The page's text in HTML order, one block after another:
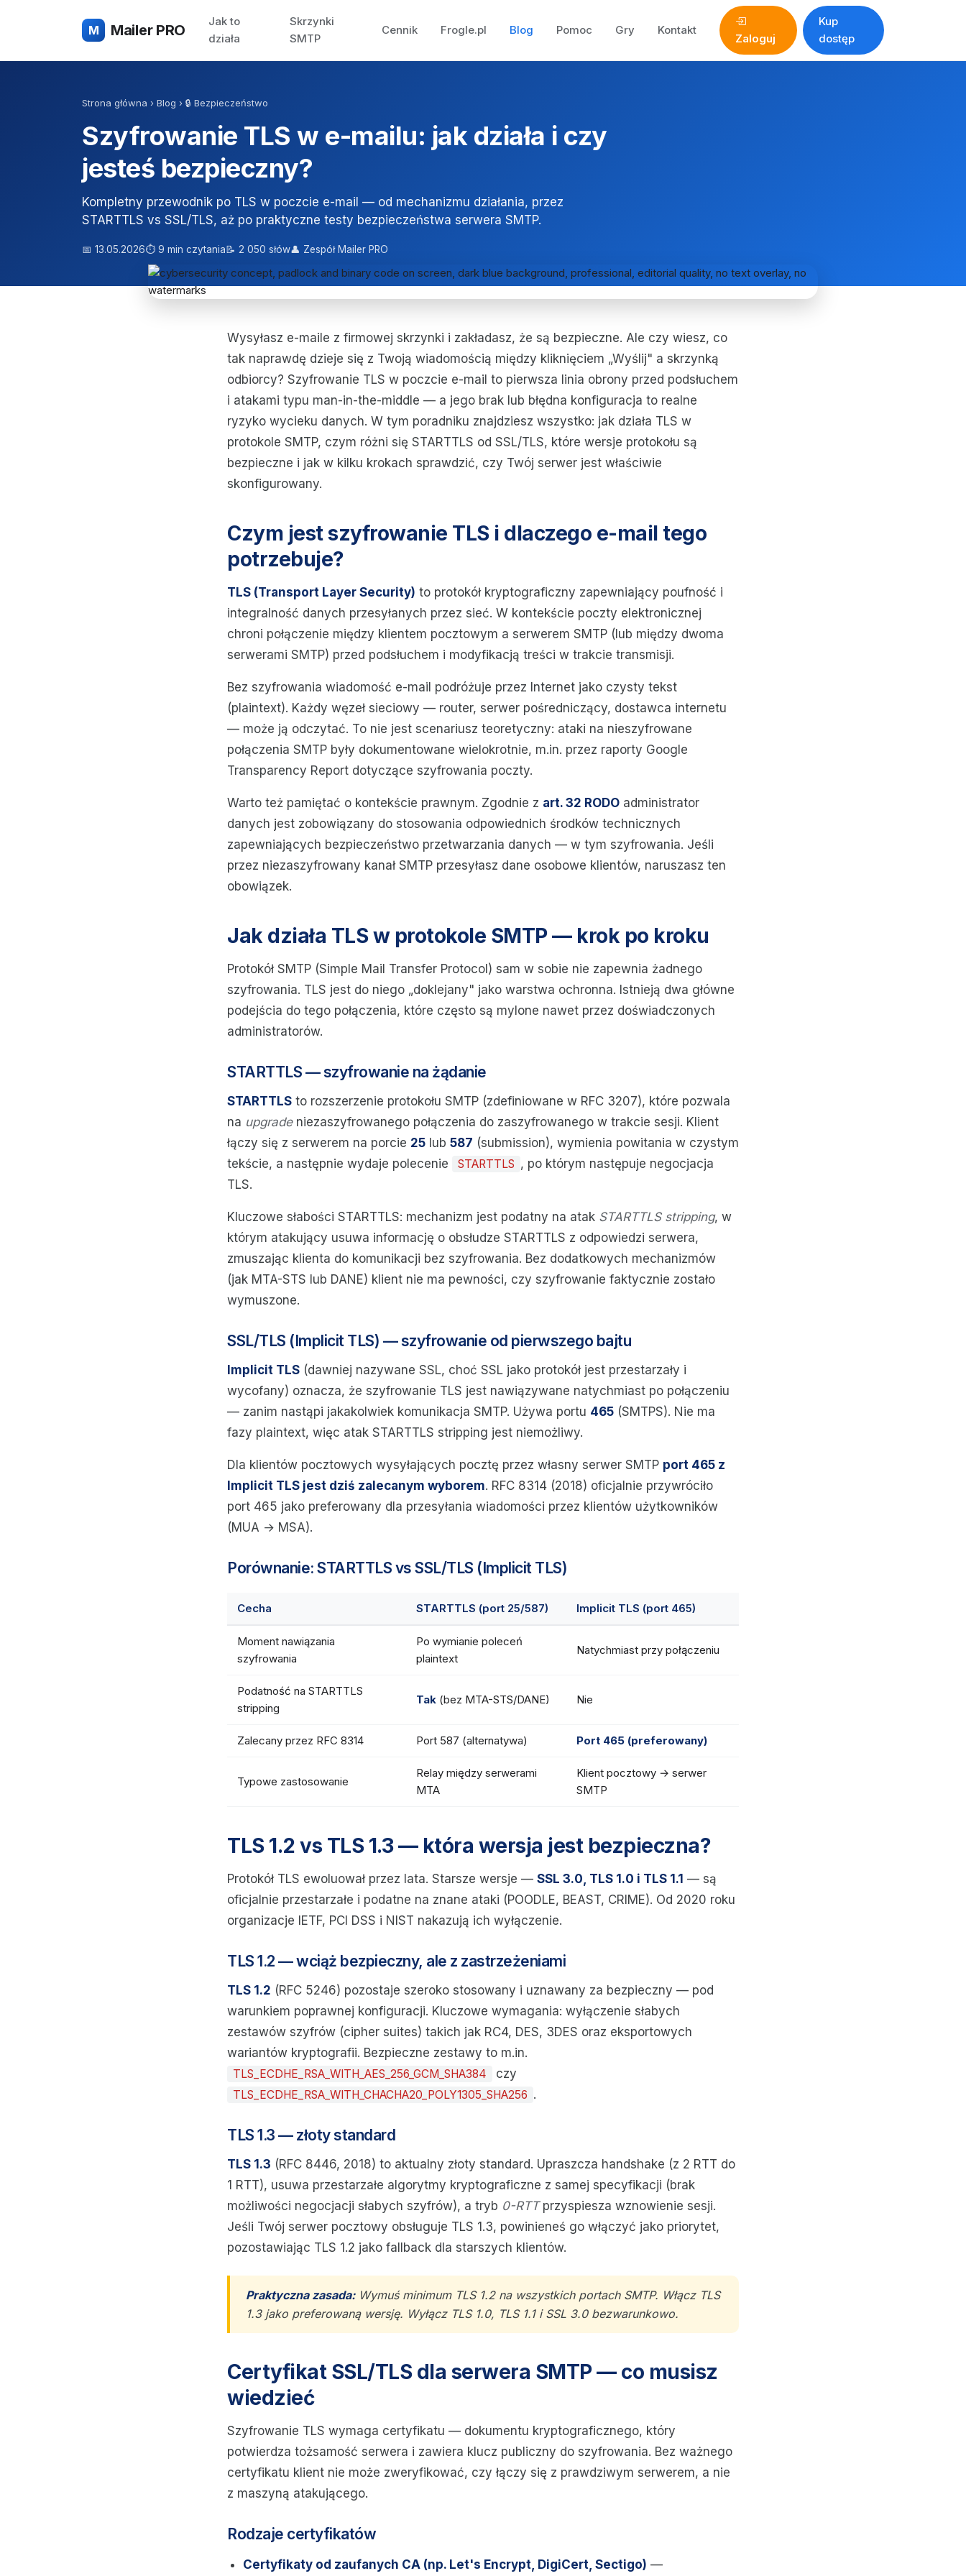
M Mailer PRO
Jak to
działa
Skrzynki
SMTP
Cennik Frogle.pl Blog Pomoc Gry Kontakt
Zaloguj
Kup
dostęp
Strona główna › Blog › 🔒 Bezpieczeństwo
Szyfrowanie TLS w e-mailu: jak działa i czy
jesteś bezpieczny?
Kompletny przewodnik po TLS w poczcie e-mail — od mechanizmu działania, przez
STARTTLS vs SSL/TLS, aż po praktyczne testy bezpieczeństwa serwera SMTP.
📅 13.05.2026⏱ 9 min czytania📝 2 050 słów👤 Zespół Mailer PRO
Wysyłasz e-maile z firmowej skrzynki i zakładasz, że są bezpieczne. Ale czy wiesz, co
tak naprawdę dzieje się z Twoją wiadomością między kliknięciem „Wyślij" a skrzynką
odbiorcy? Szyfrowanie TLS w poczcie e-mail to pierwsza linia obrony przed podsłuchem
i atakami typu man-in-the-middle — a jego brak lub błędna konfiguracja to realne
ryzyko wycieku danych. W tym poradniku znajdziesz wszystko: jak działa TLS w
protokole SMTP, czym różni się STARTTLS od SSL/TLS, które wersje protokołu są
bezpieczne i jak w kilku krokach sprawdzić, czy Twój serwer jest właściwie
skonfigurowany.
Czym jest szyfrowanie TLS i dlaczego e-mail tego
potrzebuje?
TLS (Transport Layer Security) to protokół kryptograficzny zapewniający poufność i
integralność danych przesyłanych przez sieć. W kontekście poczty elektronicznej
chroni połączenie między klientem pocztowym a serwerem SMTP (lub między dwoma
serwerami SMTP) przed podsłuchem i modyfikacją treści w trakcie transmisji.
Bez szyfrowania wiadomość e-mail podróżuje przez Internet jako czysty tekst
(plaintext). Każdy węzeł sieciowy — router, serwer pośredniczący, dostawca internetu
— może ją odczytać. To nie jest scenariusz teoretyczny: ataki na nieszyfrowane
połączenia SMTP były dokumentowane wielokrotnie, m.in. przez raporty Google
Transparency Report dotyczące szyfrowania poczty.
Warto też pamiętać o kontekście prawnym. Zgodnie z art. 32 RODO administrator
danych jest zobowiązany do stosowania odpowiednich środków technicznych
zapewniających bezpieczeństwo przetwarzania danych — w tym szyfrowania. Jeśli
przez niezaszyfrowany kanał SMTP przesyłasz dane osobowe klientów, naruszasz ten
obowiązek.
Jak działa TLS w protokole SMTP — krok po kroku
Protokół SMTP (Simple Mail Transfer Protocol) sam w sobie nie zapewnia żadnego
szyfrowania. TLS jest do niego „doklejany" jako warstwa ochronna. Istnieją dwa główne
podejścia do tego połączenia, które często są mylone nawet przez doświadczonych
administratorów.
STARTTLS — szyfrowanie na żądanie
STARTTLS to rozszerzenie protokołu SMTP (zdefiniowane w RFC 3207), które pozwala
na upgradeniezaszyfrowanego połączenia do zaszyfrowanego w trakcie sesji. Klient
łączy się z serwerem na porcie 25 lub 587 (submission), wymienia powitania w czystym
tekście, a następnie wydaje polecenie
STARTTLS , po którym następuje negocjacja
TLS.
Kluczowe słabości STARTTLS: mechanizm jest podatny na atak STARTTLS stripping, w
którym atakujący usuwa informację o obsłudze STARTTLS z odpowiedzi serwera,
zmuszając klienta do komunikacji bez szyfrowania. Bez dodatkowych mechanizmów
(jak MTA-STS lub DANE) klient nie ma pewności, czy szyfrowanie faktycznie zostało
wymuszone.
SSL/TLS (Implicit TLS) — szyfrowanie od pierwszego bajtu
Implicit TLS (dawniej nazywane SSL, choć SSL jako protokół jest przestarzały i
wycofany) oznacza, że szyfrowanie TLS jest nawiązywane natychmiast po połączeniu
— zanim nastąpi jakakolwiek komunikacja SMTP. Używa portu 465 (SMTPS). Nie ma
fazy plaintext, więc atak STARTTLS stripping jest niemożliwy.
Dla klientów pocztowych wysyłających pocztę przez własny serwer SMTP port 465 z
Implicit TLS jest dziś zalecanym wyborem. RFC 8314 (2018) oficjalnie przywróciło
port 465 jako preferowany dla przesyłania wiadomości przez klientów użytkowników
(MUA → MSA).
Porównanie: STARTTLS vs SSL/TLS (Implicit TLS)
Cecha STARTTLS (port 25/587) Implicit TLS (port 465)
Moment nawiązania
szyfrowania
Po wymianie poleceń
plaintext
Natychmiast przy połączeniu
Podatność na STARTTLS
stripping
Tak (bez MTA-STS/DANE) Nie
Zalecany przez RFC 8314 Port 587 (alternatywa) Port 465 (preferowany)
Typowe zastosowanie
Relay między serwerami
MTA
Klient pocztowy → serwer
SMTP
TLS 1.2 vs TLS 1.3 — która wersja jest bezpieczna?
Protokół TLS ewoluował przez lata. Starsze wersje — SSL 3.0, TLS 1.0 i TLS 1.1 — są
oficjalnie przestarzałe i podatne na znane ataki (POODLE, BEAST, CRIME). Od 2020 roku
organizacje IETF, PCI DSS i NIST nakazują ich wyłączenie.
TLS 1.2 — wciąż bezpieczny, ale z zastrzeżeniami
TLS 1.2 (RFC 5246) pozostaje szeroko stosowany i uznawany za bezpieczny — pod
warunkiem poprawnej konfiguracji. Kluczowe wymagania: wyłączenie słabych
zestawów szyfrów (cipher suites) takich jak RC4, DES, 3DES oraz eksportowych
wariantów kryptografii. Bezpieczne zestawy to m.in.
TLS_ECDHE_RSA_WITH_AES_256_GCM_SHA384 czy
TLS_ECDHE_RSA_WITH_CHACHA20_POLY1305_SHA256 .
TLS 1.3 — złoty standard
TLS 1.3 (RFC 8446, 2018) to aktualny złoty standard. Upraszcza handshake (z 2 RTT do
1 RTT), usuwa przestarzałe algorytmy kryptograficzne z samej specyfikacji (brak
możliwości negocjacji słabych szyfrów), a tryb 0-RTTprzyspiesza wznowienie sesji.
Jeśli Twój serwer pocztowy obsługuje TLS 1.3, powinieneś go włączyć jako priorytet,
pozostawiając TLS 1.2 jako fallback dla starszych klientów.
Praktyczna zasada:Wymuś minimum TLS 1.2 na wszystkich portach SMTP. Włącz TLS
1.3 jako preferowaną wersję. Wyłącz TLS 1.0, TLS 1.1 i SSL 3.0 bezwarunkowo.
Certyfikat SSL/TLS dla serwera SMTP — co musisz
wiedzieć
Szyfrowanie TLS wymaga certyfikatu — dokumentu kryptograficznego, który
potwierdza tożsamość serwera i zawiera klucz publiczny do szyfrowania. Bez ważnego
certyfikatu klient nie może zweryfikować, czy łączy się z prawdziwym serwerem, a nie
z maszyną atakującego.
Rodzaje certyfikatów
Certyfikaty od zaufanych CA (np. Let's Encrypt, DigiCert, Sectigo) —